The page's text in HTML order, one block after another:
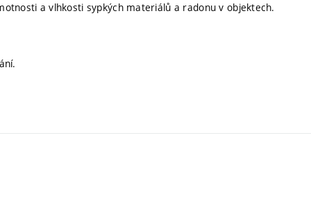
a vlhkosti sypkých materiálů a radonu v objektech.